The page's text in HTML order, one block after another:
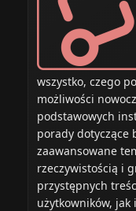
wszystko, czego
możliwości
podstawowych
porady dotyczące
zaawansowane
rzeczywistością i
przystępnych
użytkowników,